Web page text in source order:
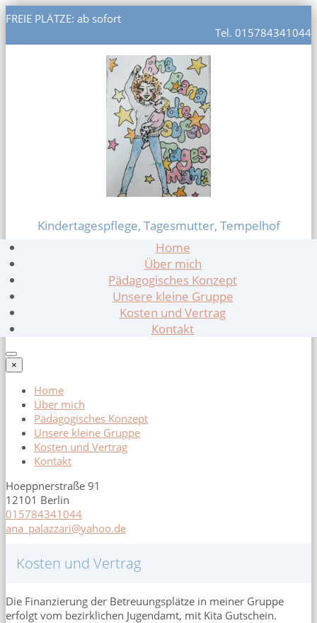
FREIE PLÄTZE: ab sofort
Tel. 015784341044
Kindertagespflege, Tagesmutter, Tempelhof
Home
Über mich
Pädagogisches Konzept
Unsere kleine Gruppe
Kosten und Vertrag
Kontakt
×
Home
Über mich
Pädagogisches Konzept
Unsere kleine Gruppe
Kosten und Vertrag
Kontakt
Hoeppnerstraße 91
12101 Berlin
015784341044
ana_palazzari@yahoo.de
Kosten und Vertrag
Die Finanzierung der Betreuungsplätze in meiner Gruppe
erfolgt vom bezirklichen Jugendamt, mit Kita Gutschein.